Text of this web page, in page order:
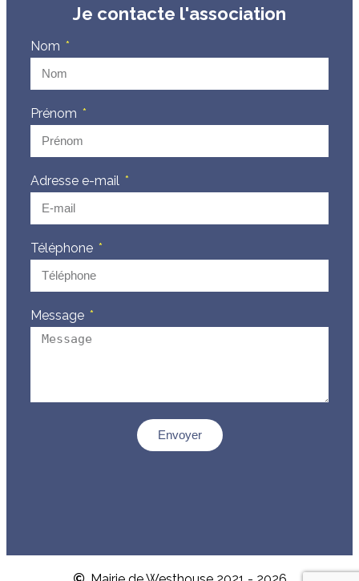
Je contacte l'association
Nom
Prénom
Adresse e-mail
Téléphone
Message
Envoyer